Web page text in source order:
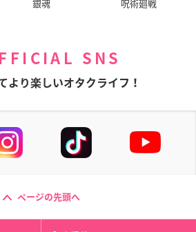
銀魂 呪術廻戦
SNS
より楽しいオタクライフ！
ページの先頭へ